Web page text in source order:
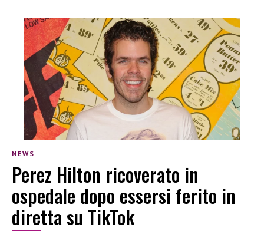
NEWS
Perez Hilton ricoverato in
ospedale dopo essersi ferito in
diretta su TikTok